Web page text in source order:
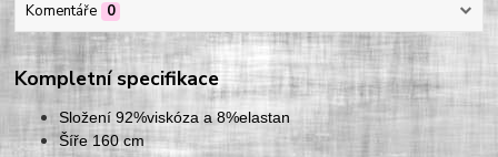
Komentáře 0
Kompletní specifikace
Složení 92%viskóza a 8%elastan
Šíře 160 cm